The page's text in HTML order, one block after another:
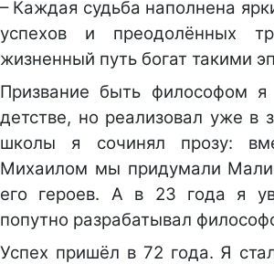
– Каждая судьба наполнена
успехов и преодолённых
жизненный путь богат такими
Призвание быть философом
детстве, но реализовал уже в
школы я сочинял прозу:
Михаилом мы придумали
его героев. А в 23 года я
попутно разрабатывал
Успех пришёл в 72 года. Я